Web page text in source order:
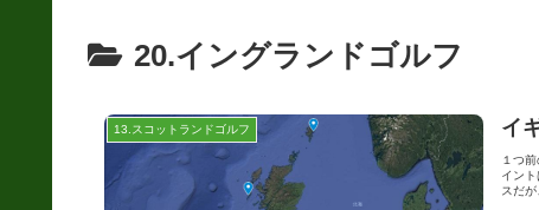
20.イングランドゴルフ
13.スコットランドゴルフ イ
１つ
イン
スだ